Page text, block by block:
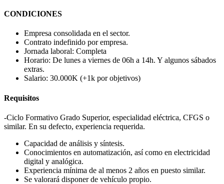
CONDICIONES
Empresa consolidada en el sector.
Contrato indefinido por empresa.
Jornada laboral: Completa
Horario: De lunes a viernes de 06h a 14h. Y algunos sábados
extras.
Salario: 30.000K (+1k por objetivos)
Requisitos
-Ciclo Formativo Grado Superior, especialidad eléctrica, CFGS o
similar. En su defecto, experiencia requerida.
Capacidad de análisis y síntesis.
Conocimientos en automatización, así como en electricidad
digital y analógica.
Experiencia mínima de al menos 2 años en puesto similar.
Se valorará disponer de vehículo propio.